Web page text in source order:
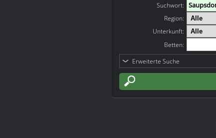
Suchwort:
Region:
Unterkunft:
Betten:
Erweiterte Suche